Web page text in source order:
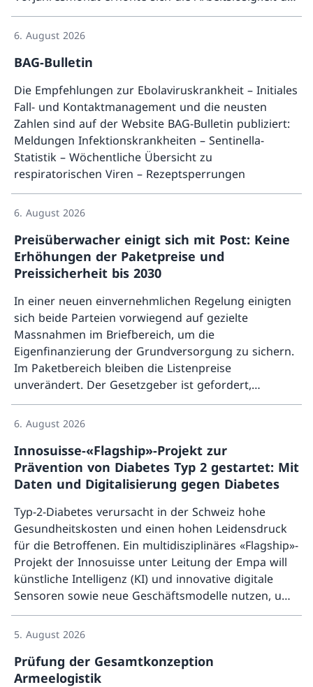
10’122 (+7,8%). Die Arbeitslosenquote stieg im Juli
2026 gegenüber dem Vormonat um 0,1
Prozentpunkte auf 3,0%.
Mehr
6. August 2026
BAG-Bulletin
Die Empfehlungen zur Ebolaviruskrankheit – Initiales
Fall- und Kontaktmanagement und die neusten
Zahlen sind auf der Website BAG-Bulletin publiziert:
Meldungen Infektionskrankheiten – Sentinella-
Statistik – Wöchentliche Übersicht zu
respiratorischen Viren – Rezeptsperrungen
6. August 2026
Preisüberwacher einigt sich mit Post: Keine
Erhöhungen der Paketpreise und
Preissicherheit bis 2030
In einer neuen einvernehmlichen Regelung einigten
sich beide Parteien vorwiegend auf gezielte
Massnahmen im Briefbereich, um die
Eigenfinanzierung der Grundversorgung zu sichern.
Im Paketbereich bleiben die Listenpreise
unverändert. Der Gesetzgeber ist gefordert,
Rahmenbedingungen zu schaffen, welche die
Finanzierung der Grundversorgung nachhaltig
ermöglichen.
6. August 2026
Innosuisse-«Flagship»-Projekt zur
Prävention von Diabetes Typ 2 gestartet: Mit
Daten und Digitalisierung gegen Diabetes
Typ-2-Diabetes verursacht in der Schweiz hohe
Gesundheitskosten und einen hohen Leidensdruck
für die Betroffenen. Ein multidisziplinäres «Flagship»-
Projekt der Innosuisse unter Leitung der Empa will
künstliche Intelligenz (KI) und innovative digitale
Sensoren sowie neue Geschäftsmodelle nutzen, um
die Prävention dieser Volkskrankheit zu erleichtern.
Mehr
5. August 2026
Prüfung der Gesamtkonzeption
Armeelogistik